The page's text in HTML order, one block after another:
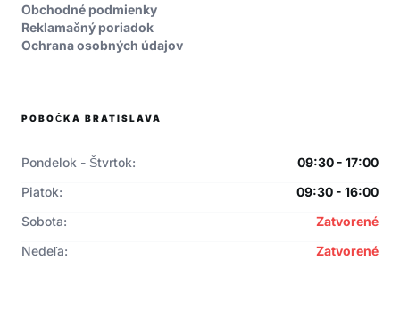
Obchodné podmienky
Reklamačný poriadok
Ochrana osobných údajov
POBOČKA BRATISLAVA
Pondelok - Štvrtok:
09:30 - 17:00
Piatok:
09:30 - 16:00
Sobota:
Zatvorené
Nedeľa:
Zatvorené